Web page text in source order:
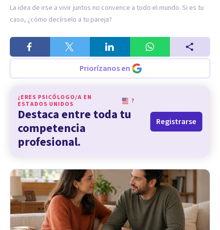
La idea de irse a vivir juntos no convence a todo el mundo. Si es tu
caso, ¿cómo decírselo a tu pareja?
Priorízanos en
¿ERES PSICÓLOGO/A EN
ESTADOS UNIDOS
?
Destaca entre toda tu
competencia
profesional.
Registrarse